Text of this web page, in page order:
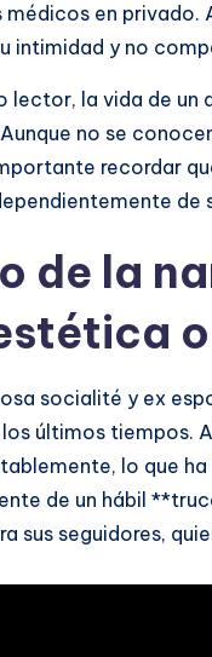
en privado.
intimidad y no
lector, la vida de
no se
recordar
de
de la
socialité y ex
últimos tiempos.
lo que
de un hábil
sus seguidores,